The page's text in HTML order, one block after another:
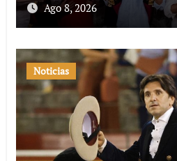
Ago 8, 2026
Noticias